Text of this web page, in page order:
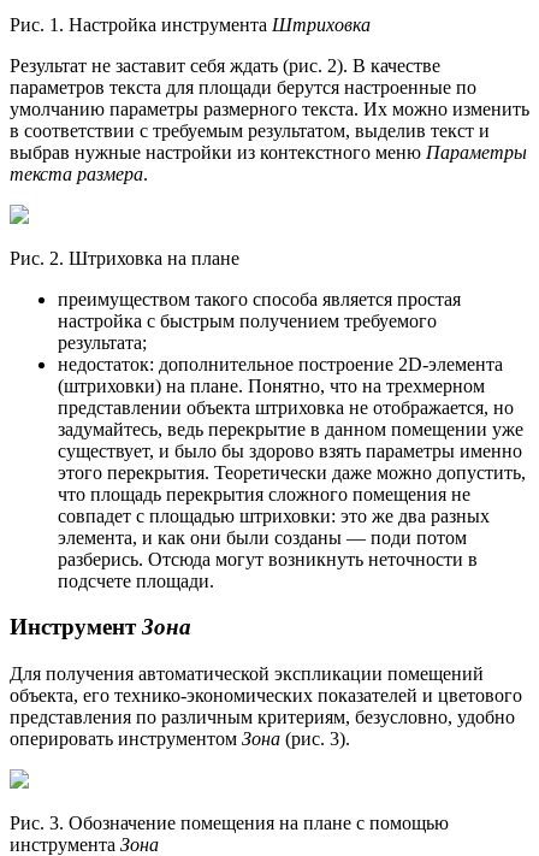
Рис. 1. Настройка инструмента Штриховка
Результат не заставит себя ждать (рис. 2). В качестве
параметров текста для площади берутся настроенные по
умолчанию параметры размерного текста. Их можно изменить
в соответствии с требуемым результатом, выделив текст и
выбрав нужные настройки из контекстного меню Параметры
текста размера.
Рис. 2. Штриховка на плане
преимуществом такого способа является простая
настройка с быстрым получением требуемого
результата;
недостаток: дополнительное построение 2D-элемента
(штриховки) на плане. Понятно, что на трехмерном
представлении объекта штриховка не отображается, но
задумайтесь, ведь перекрытие в данном помещении уже
существует, и было бы здорово взять параметры именно
этого перекрытия. Теоретически даже можно допустить,
что площадь перекрытия сложного помещения не
совпадет с площадью штриховки: это же два разных
элемента, и как они были созданы — поди потом
разберись. Отсюда могут возникнуть неточности в
подсчете площади.
ИнструментЗона
Для получения автоматической экспликации помещений
объекта, его технико-экономических показателей и цветового
представления по различным критериям, безусловно, удобно
оперировать инструментом Зона (рис. 3).
Рис. 3. Обозначение помещения на плане с помощью
инструмента Зона